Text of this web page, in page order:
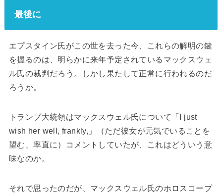
最後に
エプスタイン氏がこの世を去った今、これらの解明の鍵
を握るのは、明らかに来年予定されているマックスウェ
ル氏の裁判だろう。しかし果たして正常に行われるのだ
ろうか。
トランプ大統領はマックスウェル氏について「I just
wish her well, frankly,」（ただ彼女が元気でいることを
望む、率直に）コメントしていたが、これはどういう意
味なのか。
それで思ったのだが、マックスウェル氏のホロスコープ